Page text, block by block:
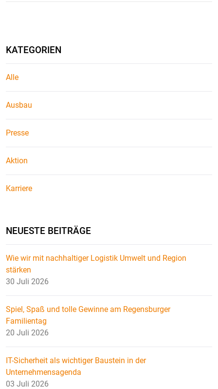
KATEGORIEN
Alle
Ausbau
Presse
Aktion
Karriere
NEUESTE BEITRÄGE
Wie wir mit nachhaltiger Logistik Umwelt und Region
stärken
30 Juli 2026
Spiel, Spaß und tolle Gewinne am Regensburger
Familientag
20 Juli 2026
IT-Sicherheit als wichtiger Baustein in der
Unternehmensagenda
03 Juli 2026